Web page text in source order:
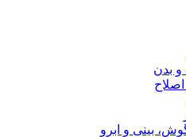
بدن
بینی و ابرو